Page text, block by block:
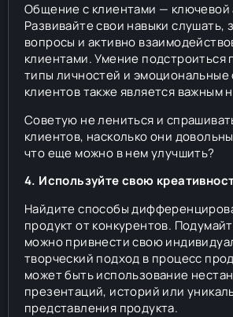
Общение с клиентами — ключевой
Развивайте свои навыки слушать,
вопросы и активно
клиентами. Умение подстроиться
типы личностей и эмоциональные
клиентов также является важным
Советую не лениться и
клиентов, насколько они
что еще можно в нем улучшить?
4. Используйте свою
Найдите способы
продукт от конкурентов.
можно привнести свою
творческий подход в процесс
может быть использование
презентаций, историй или
представления продукта.